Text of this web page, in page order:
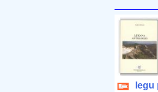
legu